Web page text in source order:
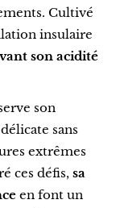
Cultivé
insulaire
son acidité
son
sans
extrêmes
ces défis, sa
en font un